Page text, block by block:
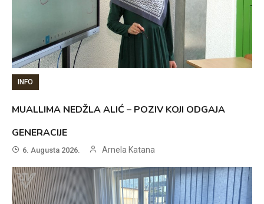
INFO
MUALLIMA NEDŽLA ALIĆ – POZIV KOJI ODGAJA
GENERACIJE
6. Augusta 2026. Arnela Katana